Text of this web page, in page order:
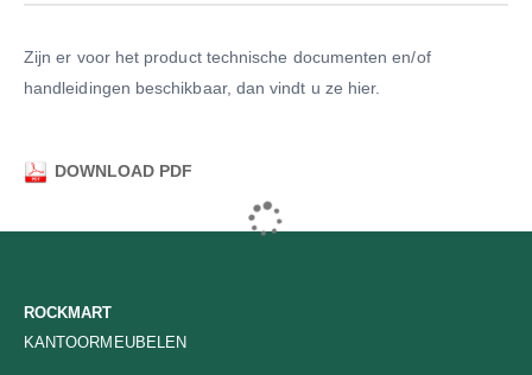
Zijn er voor het product technische documenten en/of
handleidingen beschikbaar, dan vindt u ze hier.
DOWNLOAD PDF
ROCKMART
KANTOORMEUBELEN